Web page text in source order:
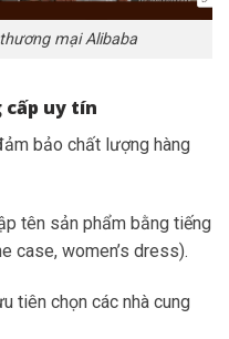
mại Alibaba
cấp uy tín
bảo chất lượng hàng
tên sản phẩm bằng tiếng
case, women’s dress).
tiên chọn các nhà cung